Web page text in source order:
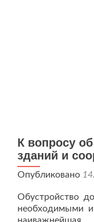
К вопросу
зданий и
Опубликовано
Обустройство
необходимыми